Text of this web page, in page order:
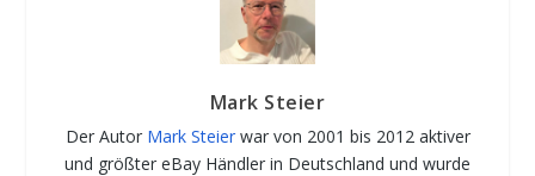
Mark Steier
Der Autor Mark Steierwar von 2001 bis 2012 aktiver
und größter eBay Händler in Deutschland und wurde